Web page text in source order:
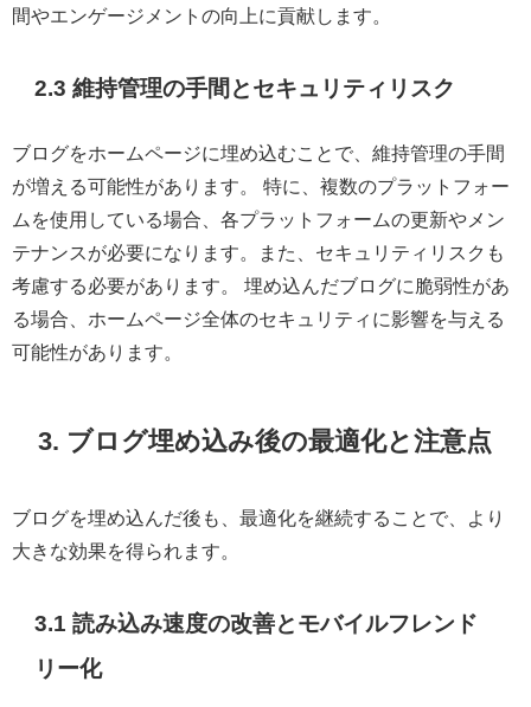
間やエンゲージメントの向上に貢献します。
2.3 維持管理の手間とセキュリティリスク
ブログをホームページに埋め込むことで、維持管理の手間
が増える可能性があります。 特に、複数のプラットフォー
ムを使用している場合、各プラットフォームの更新やメン
テナンスが必要になります。また、セキュリティリスクも
考慮する必要があります。 埋め込んだブログに脆弱性があ
る場合、ホームページ全体のセキュリティに影響を与える
可能性があります。
3. ブログ埋め込み後の最適化と注意点
ブログを埋め込んだ後も、最適化を継続することで、より
大きな効果を得られます。
3.1 読み込み速度の改善とモバイルフレンド
リー化